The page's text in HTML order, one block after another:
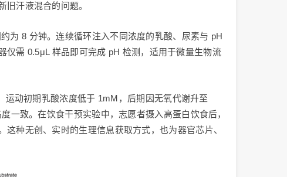
汗液混合的问题。
为 8 分钟。连续循环注入不同浓度的乳酸、尿素与 pH
仅需 0.5μL 样品即可完成 pH 检测，适用于微量生物流
动初期乳酸浓度低于 1mM，后期因无氧代谢升至
一致。在饮食干预实验中，志愿者摄入高蛋白饮食后，
种无创、实时的生理信息获取方式，也为器官芯片、